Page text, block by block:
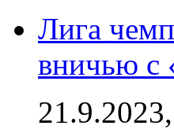
Лига
вничью с